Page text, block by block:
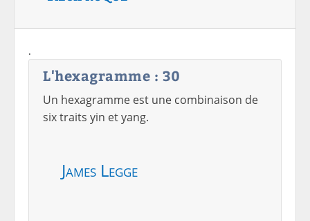
.
L'hexagramme : 30
Un hexagramme est une combinaison de
six traits yin et yang.
James Legge